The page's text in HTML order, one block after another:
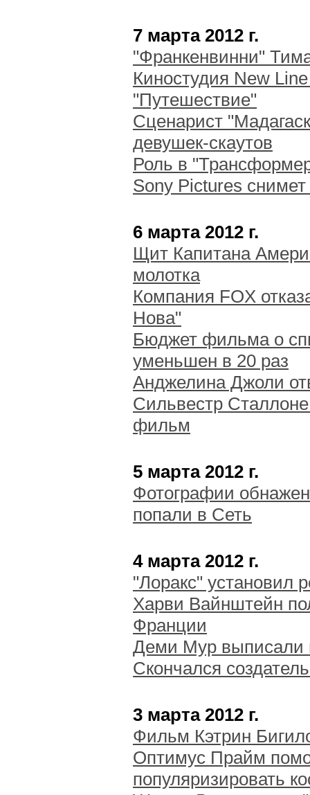
7 марта 2012 г.
"Франкенвинни"
Киностудия New Line
"Путешествие"
Сценарист
девушек-скаутов
Роль в
Sony Pictures
6 марта 2012 г.
Щит Капитана
молотка
Компания FOX
Нова"
Бюджет фильма о
уменьшен в 20 раз
Анджелина Джоли
Сильвестр
фильм
5 марта 2012 г.
Фотографии
попали в Сеть
4 марта 2012 г.
"Лоракс" установил
Харви Вайнштейн
Франции
Деми Мур выписали
Скончался
3 марта 2012 г.
Фильм Кэтрин
Оптимус Прайм
популяризировать